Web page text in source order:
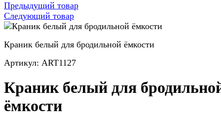
Предыдущий товар
Следующий товар
Краник белый для бродильной ёмкости
Артикул: ART1127
Краник белый для
ёмкости